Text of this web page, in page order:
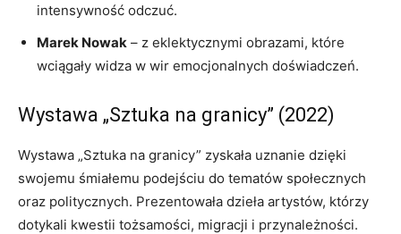
intensywność ⁤odczuć.
Marek Nowak ‌– z eklektycznymi obrazami, które
wciągały widza w wir emocjonalnych doświadczeń.
Wystawa „Sztuka na‌ granicy” (2022)
Wystawa „Sztuka na granicy” zyskała uznanie dzięki
⁣swojemu śmiałemu podejściu do ⁣tematów społecznych
oraz⁤ politycznych. Prezentowała dzieła ‍artystów, którzy
dotykali kwestii tożsamości, migracji i przynależności.